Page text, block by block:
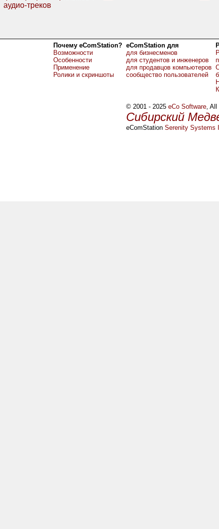
аудио-треков
Почему eComStation?
Возможности
Особенности
Применение
Ролики и скриншоты
eComStation для
для бизнесменов
для студентов и инженеров
для продавцов компьютеров
сообщество пользователей
© 2001 - 2025eCo Software, All
Сибирский
eComStationSerenity Systems